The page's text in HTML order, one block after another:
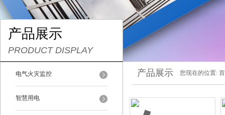
产品展示
PRODUCT DISPLAY
电气火灾监控
智慧用电
产品展示 您现在的位置: